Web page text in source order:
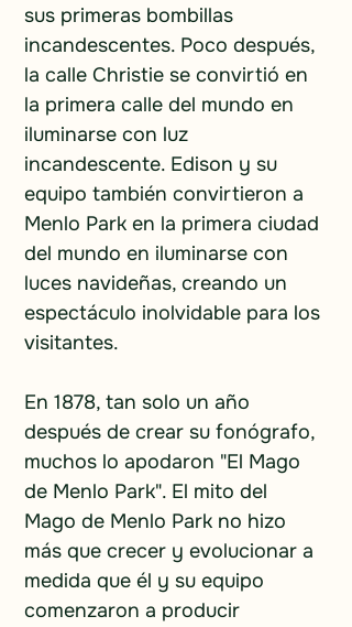
sus primeras bombillas
incandescentes. Poco después,
la calle Christie se convirtió en
la primera calle del mundo en
iluminarse con luz
incandescente. Edison y su
equipo también convirtieron a
Menlo Park en la primera ciudad
del mundo en iluminarse con
luces navideñas, creando un
espectáculo inolvidable para los
visitantes.
En 1878, tan solo un año
después de crear su fonógrafo,
muchos lo apodaron "El Mago
de Menlo Park". El mito del
Mago de Menlo Park no hizo
más que crecer y evolucionar a
medida que él y su equipo
comenzaron a producir